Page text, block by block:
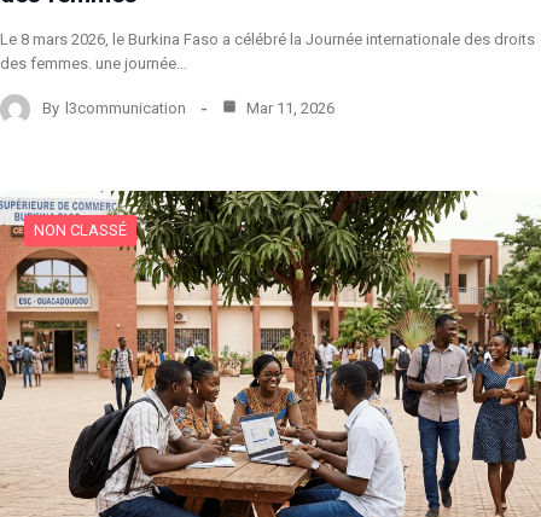
Le 8 mars 2026, le Burkina Faso a célébré la Journée internationale des droits
des femmes. une journée…
By l3communication Mar 11, 2026
NON CLASSÉ